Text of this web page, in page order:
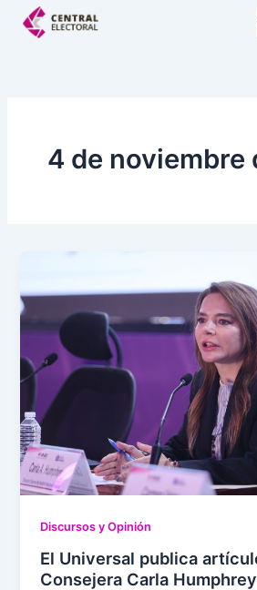
4 de noviembre
Discursos y Opinión
El Universal publica
Consejera Carla Humphrey